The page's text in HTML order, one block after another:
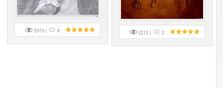
2073 | 9 2213 | 2